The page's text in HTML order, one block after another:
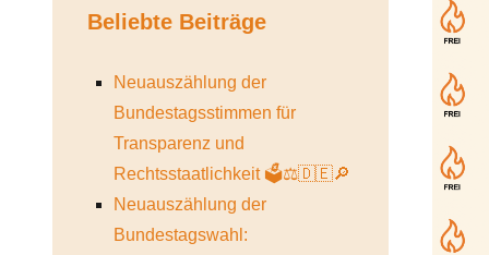
Beliebte Beiträge
Neuauszählung der
Bundestagsstimmen für
Transparenz und
Rechtsstaatlichkeit 🗳️⚖️🇩🇪🔎
Neuauszählung der
Bundestagswahl: